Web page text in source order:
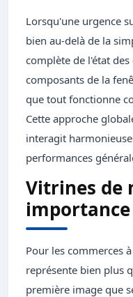
Lorsqu'une urgence
bien au-delà de la
complète de l'état
composants de la
que tout fonctionne
Cette approche
interagit
performances
Vitrines de
Pour les commerces à
représente bien plus
première image que